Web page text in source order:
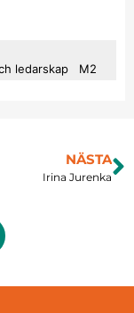
ledarskap
M2
NÄSTA
Irina Jurenka